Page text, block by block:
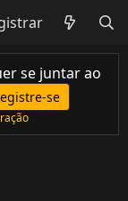
se juntar ao
se